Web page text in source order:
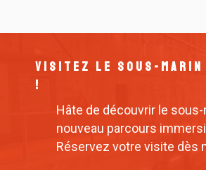
VISITEZ LE SOUS-MARIN
!
Hâte de découvrir le
nouveau parcours
Réservez votre visite dès